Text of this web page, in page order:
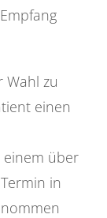
Wahl zu
einen
einem über
in